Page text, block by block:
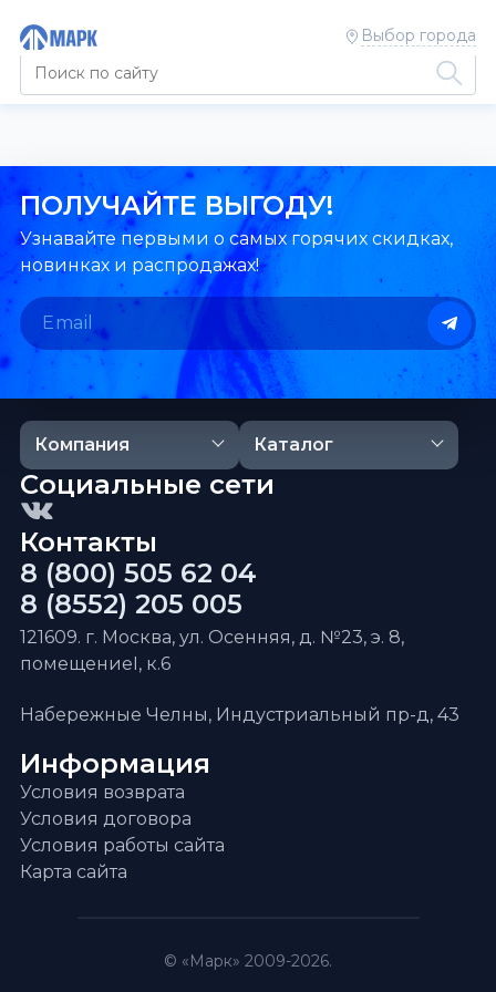
Выбор города
ПОЛУЧАЙТЕ ВЫГОДУ!
Узнавайте первыми о самых горячих скидках,
новинках и распродажах!
Компания Каталог
Информация
Условия возврата
Условия договора
Условия работы сайта
Карта сайта
Контакты
8 (800) 505 62 04
8 (8552) 205 005
121609. г. Москва, ул. Осенняя, д. №23, э. 8,
помещениеI, к.6
Набережные Челны, Индустриальный пр-д, 43
Социальные сети
© «Марк» 2009-2026.